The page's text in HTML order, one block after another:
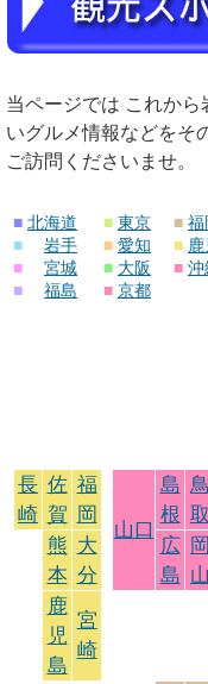
当ページでは これか
いグルメ情報などをそ
ご訪問くださいませ。
■ 北海道
■
岩手
■
宮城
■
福島
■ 東京
■ 愛知
■ 大阪
■ 京都
■ 福
■
■ 沖
長
崎
佐
賀
福
岡
山口
島
根
鳥
取
熊
本
大
分
広
島
岡
山
鹿
児
島
宮
崎